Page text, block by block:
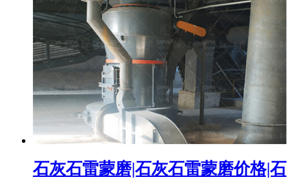
石灰石雷蒙磨|石灰石雷蒙磨价格|石